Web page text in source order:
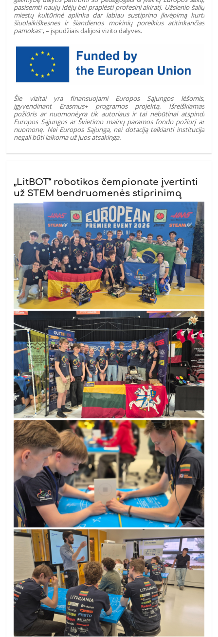
pasisemti naujų idėjų bei praplėsti profesinį akiratį. Užsienio šalių
miestų kultūrinė aplinka dar labiau sustiprino įkvėpimą kurti
šiuolaikiškesnes ir šiandienos mokinių poreikius atitinkančias
pamokas“, – įspūdžiais dalijosi vizito dalyvės.
Šie vizitai yra finansuojami Europos Sąjungos lėšomis,
įgyvendinant Erasmus+ programos projektą. Išreiškiamas
požiūris ar nuomonėyra tik autoriaus ir tai nebūtinai atspindi
Europos Sąjungos ar Švietimo mainų paramos fondo požiūrį ar
nuomonę. Nei Europos Sąjunga, nei dotaciją teikianti institucija
negali būti laikoma už juos atsakinga.
„LitBOT“ robotikos čempionate įvertinti
už STEM bendruomenės stiprinimą